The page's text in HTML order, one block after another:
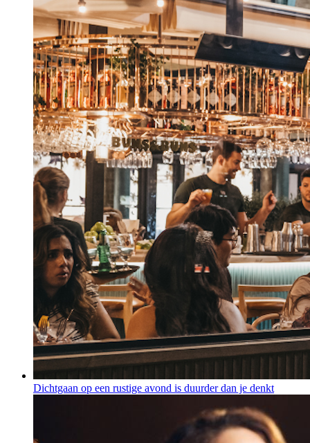
Dichtgaan op een rustige avond is duurder dan je denkt